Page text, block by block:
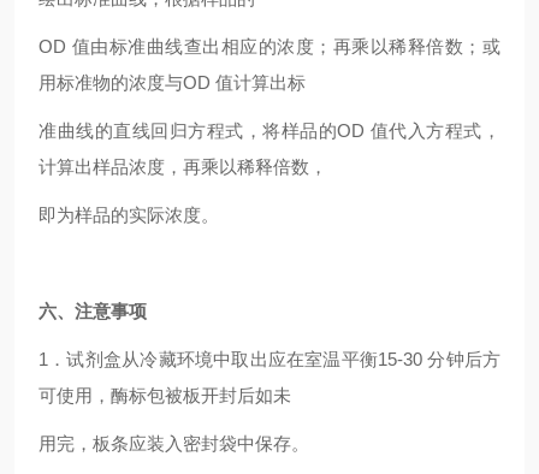
OD 值由标准曲线查出相应的浓度；再乘以稀释倍数；或
用标准物的浓度与OD 值计算出标
准曲线的直线回归方程式，将样品的OD 值代入方程式，
计算出样品浓度，再乘以稀释倍数，
即为样品的实际浓度。
六、注意事项
1 ．试剂盒从冷藏环境中取出应在室温平衡15-30 分钟后方
可使用，酶标包被板开封后如未
用完，板条应装入密封袋中保存。